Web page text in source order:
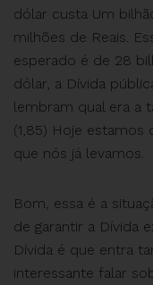
dólar custa Um
milhões de Reais.
esperado é de 28
dólar, a Dívida
lembram qual era a
(1,85) Hoje
que nós já levamos.
Bom, essa é a
de garantir a Dívida
Dívida é que entra
interessante falar